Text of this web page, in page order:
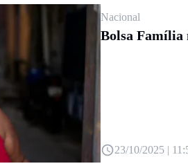
Nacional
Bolsa Família
23/10/2025 |